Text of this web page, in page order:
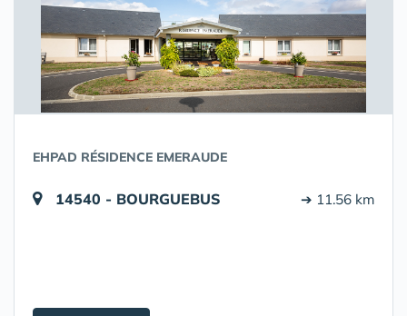
EHPAD RÉSIDENCE EMERAUDE
14540 - BOURGUEBUS ➔ 11.56 km